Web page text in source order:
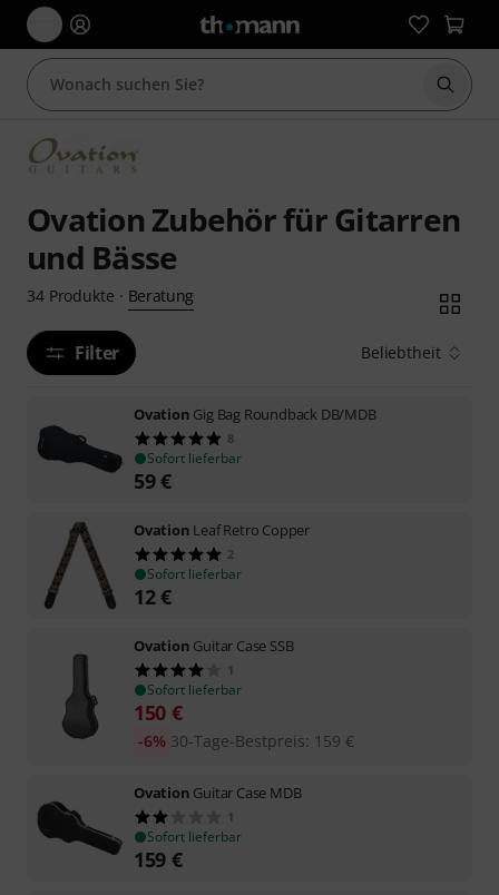
Suche
Ovation Zubehör für Gitarren
und Bässe
34 Produkte · Beratung
Filter Beliebtheit
Ovation Gig Bag Roundback DB/MDB
8
Sofort lieferbar
59€
Ovation Leaf Retro Copper
2
Sofort lieferbar
12€
Ovation Guitar Case SSB
1
Sofort lieferbar
150 €
30-Tage-Bestpreis: 159 €
-6%
Ovation Guitar Case MDB
1
Sofort lieferbar
159 €